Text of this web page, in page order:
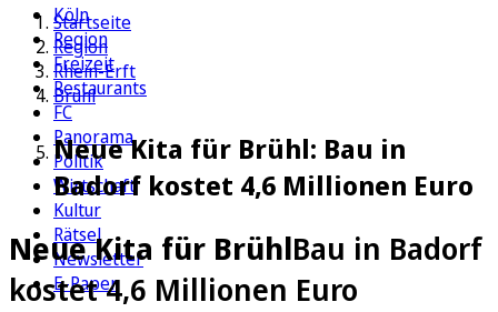
Köln
Region
Freizeit
Restaurants
FC
Panorama
Politik
Wirtschaft
Kultur
Rätsel
Newsletter
E-Paper
Startseite
Region
Rhein-Erft
Brühl
Neue Kita für Brühl: Bau in
Badorf kostet 4,6 Millionen Euro
Neue Kita für BrühlBau in Badorf
kostet 4,6 Millionen Euro